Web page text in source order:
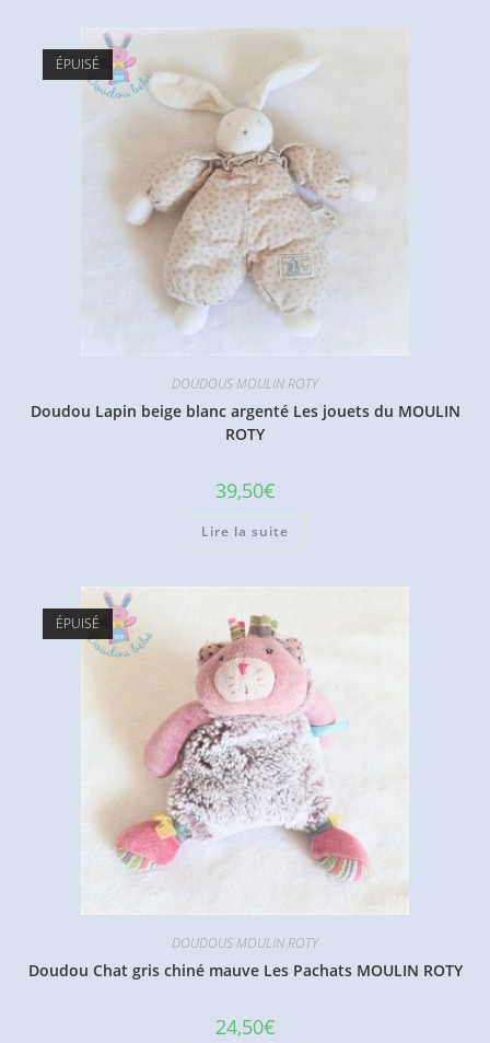
ÉPUISÉ
DOUDOUS MOULIN ROTY
Doudou Lapin beige blanc argenté Les jouets du MOULIN
ROTY
39,50€
Lire la suite
ÉPUISÉ
DOUDOUS MOULIN ROTY
Doudou Chat gris chiné mauve Les Pachats MOULIN ROTY
24,50€